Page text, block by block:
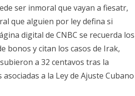
ser inmoral que vayan a fiesatr,
que alguien por ley defina si
digital de CNBC se recuerda los
bonos y citan los casos de Irak,
a 32 centavos tras la
a la Ley de Ajuste Cubano